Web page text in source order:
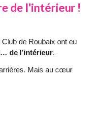
de l'intérieur !
Club de Roubaix ont eu
de l’intérieur.
Mais au cœur